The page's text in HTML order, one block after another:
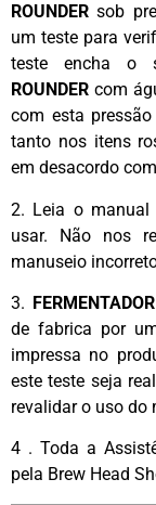
ROUNDER sob
um teste para
teste encha o
ROUNDER com
com esta
tanto nos itens
em desacordo
2. Leia o manual
usar. Não nos
manuseio
3.
de fabrica por
impressa no
este teste seja
revalidar o uso do
4 . Toda a
pela Brew Head